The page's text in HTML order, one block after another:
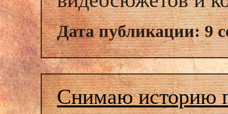
Дата публикации: 9
Снимаю историю